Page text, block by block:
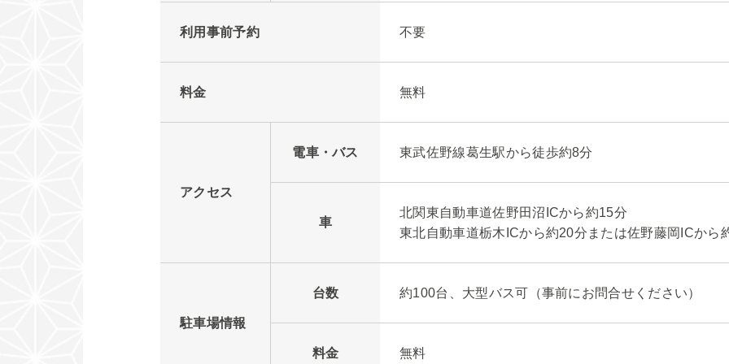
利用事前予約 不要
料金 無料
アクセス
電車・バス 東武佐野線葛生駅から徒歩約8分
車
北関東自動車道佐野田沼ICから約15分
東北自動車道栃木ICから約20分または佐野藤岡ICから
駐車場情報
台数 約100台、大型バス可（事前にお問合せください）
料金 無料